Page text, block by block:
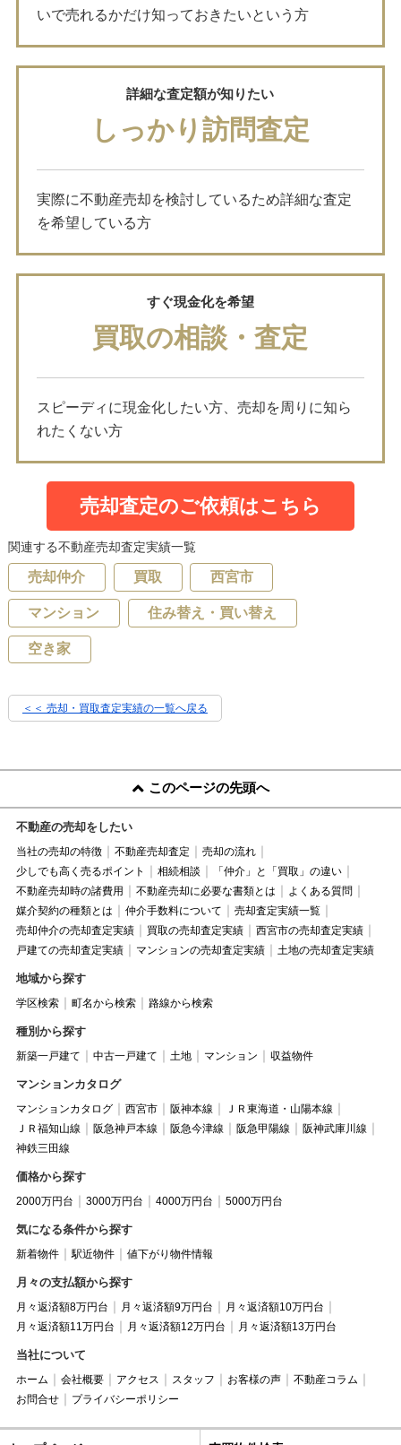
いで売れるかだけ知っておきたいという方
詳細な査定額が知りたい
しっかり訪問査定
実際に不動産売却を検討しているため詳細な査定
を希望している方
すぐ現金化を希望
買取の相談・査定
スピーディに現金化したい方、売却を周りに知ら
れたくない方
売却査定のご依頼はこちら
関連する不動産売却査定実績一覧
売却仲介 買取 西宮市
マンション 住み替え・買い替え
空き家
＜＜ 売却・買取査定実績の一覧へ戻る
このページの先頭へ
不動産の売却をしたい
当社の売却の特徴 不動産売却査定
売却の流れ
少しでも高く売るポイント
相続相談
「仲介」と「買取」の違い
不動産売却時の諸費用
不動産売却に必要な書類とは
よくある質問
媒介契約の種類とは
仲介手数料について
売却査定実績一覧
売却仲介の売却査定実績
買取の売却査定実績
西宮市の売却査定実績
戸建ての売却査定実績
マンションの売却査定実績 土地の売却査定実績
地域から探す
学区検索 町名から検索 路線から検索
種別から探す
新築一戸建て 中古一戸建て 土地 マンション 収益物件
マンションカタログ
マンションカタログ 西宮市 阪神本線
ＪＲ東海道・山陽本線
ＪＲ福知山線
阪急神戸本線 阪急今津線 阪急甲陽線
阪神武庫川線
神鉄三田線
価格から探す
2000万円台 3000万円台 4000万円台 5000万円台
気になる条件から探す
新着物件 駅近物件 値下がり物件情報
月々の支払額から探す
月々返済額8万円台 月々返済額9万円台
月々返済額10万円台
月々返済額11万円台
月々返済額12万円台 月々返済額13万円台
当社について
ホーム 会社概要 アクセス スタッフ お客様の声
不動産コラム
お問合せ
プライバシーポリシー